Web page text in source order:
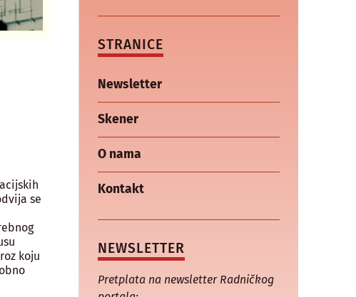
se
koju
STRANICE
Newsletter
Skener
O nama
Kontakt
NEWSLETTER
Pretplata na newsletter Radničkog